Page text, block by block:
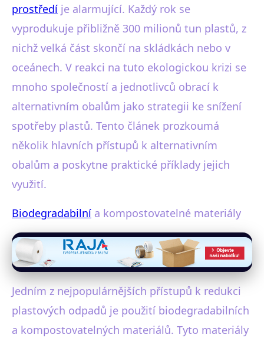
prostředí je alarmující. Každý rok se
vyprodukuje přibližně 300 milionů tun plastů, z
nichž velká část skončí na skládkách nebo v
oceánech. V reakci na tuto ekologickou krizi se
mnoho společností a jednotlivců obrací k
alternativním obalům jako strategii ke snížení
spotřeby plastů. Tento článek prozkoumá
několik hlavních přístupů k alternativním
obalům a poskytne praktické příklady jejich
využití.
Biodegradabilní a kompostovatelné materiály
Jedním z nejpopulárnějších přístupů k redukci
plastových odpadů je použití biodegradabilních
a kompostovatelných materiálů. Tyto materiály